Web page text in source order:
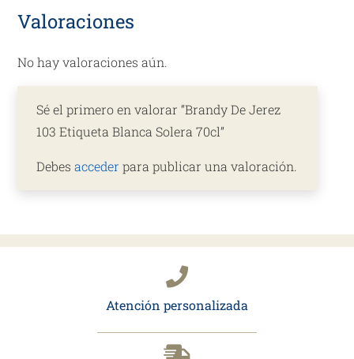
Valoraciones
No hay valoraciones aún.
Sé el primero en valorar “Brandy De Jerez
103 Etiqueta Blanca Solera 70cl”
Debesacceder para publicar una valoración.
Atención personalizada